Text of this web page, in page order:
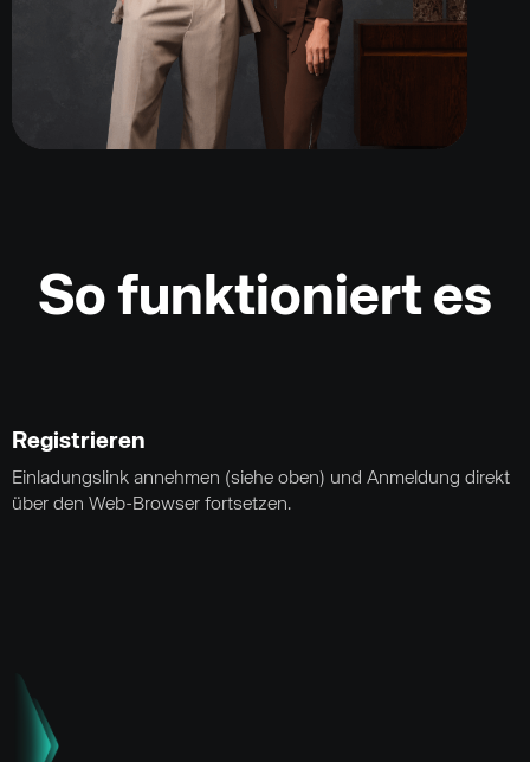
So funktioniert es
Registrieren
Einladungslink annehmen (siehe oben) und Anmeldung direkt
über den Web-Browser fortsetzen.